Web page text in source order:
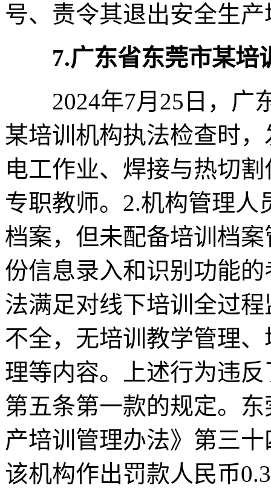
号、责令其退出安全生
7.广东省东莞市某培
2024年7月25日，广
某培训机构执法检查时
电工作业、焊接与热切
专职教师。2.机构管理人
档案，但未配备培训档
份信息录入和识别功能
法满足对线下培训全过
不全，无培训教学管理
理等内容。上述行为违
第五条第一款的规定。
产培训管理办法》第三
该机构作出罚款人民币